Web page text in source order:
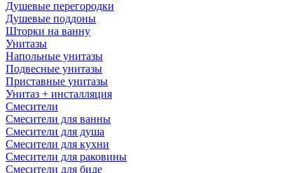
Душевые перегородки
Душевые поддоны
Шторки на ванну
Унитазы
Напольные унитазы
Подвесные унитазы
Приставные унитазы
Унитаз + инсталляция
Смесители
Смесители для ванны
Смесители для душа
Смесители для кухни
Смесители для раковины
Смесители для биде